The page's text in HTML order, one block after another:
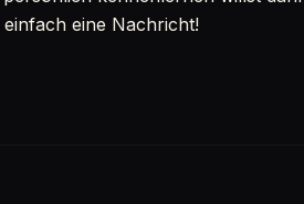
eine Nachricht!